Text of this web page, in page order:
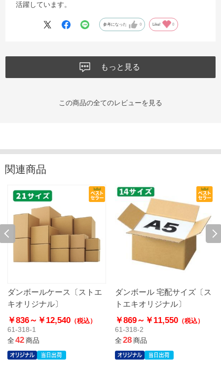
活躍しています。
参考になった 0 Like! 0
もっと見る
この商品の全てのレビューを見る
関連商品
ダンボールケース〔ストエ
キオリジナル〕
￥836～ ￥12,540 （税込）
61-318-1
全42商品
ダンボール 宅配サイズ〔ス
トエキオリジナル〕
￥869～ ￥11,550 （税込）
61-318-2
全28商品